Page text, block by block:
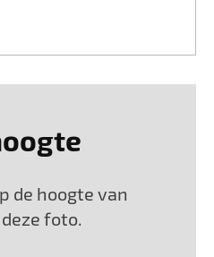
de hoogte van
foto.